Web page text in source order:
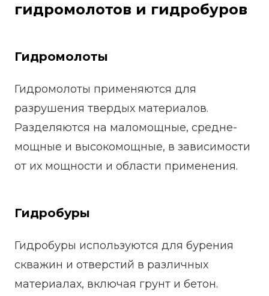
гидромолотов и гидробуров
Гидромолоты
Гидромолоты применяются для
разрушения твердых материалов.
Разделяются на маломощные, средне-
мощные и высокомощные, в зависимости
от их мощности и области применения.
Гидробуры
Гидробуры используются для бурения
скважин и отверстий в различных
материалах, включая грунт и бетон.